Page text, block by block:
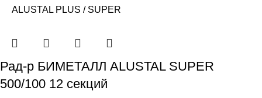
Рад-р БИМЕТАЛЛ ALUSTAL SUPER
500/100 12 секций